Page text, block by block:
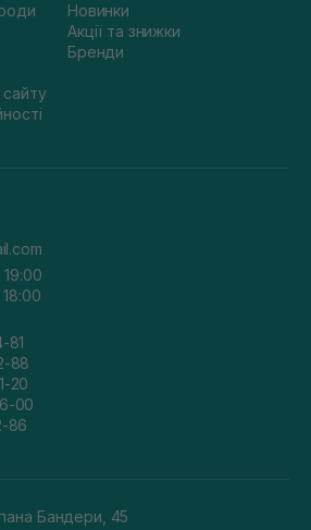
Новинки
Акції та знижки
Бренди
81
88
20
00
86
Бандери, 45